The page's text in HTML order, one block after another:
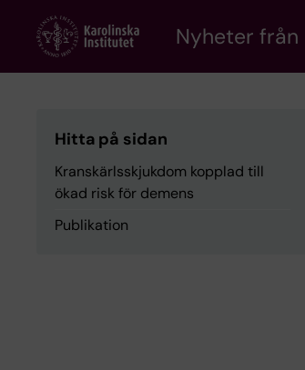
content
Nyheter
Hitta på sidan
Kranskärlsskjukdom kopplad till
ökad risk för demens
Publikation